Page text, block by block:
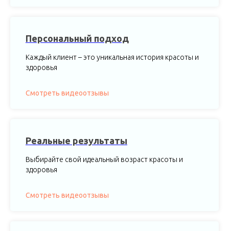
Персональный подход
Каждый клиент – это уникальная история красоты и
здоровья
Смотреть видеоотзывы
Реальные результаты
Выбирайте свой идеальный возраст красоты и
здоровья
Смотреть видеоотзывы